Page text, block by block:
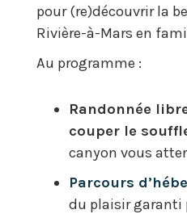
pour (re)découvrir la
Rivière-à-Mars en
Au programme :
Randonnée
couper le
canyon vous
Parcours d’h
du plaisir garanti